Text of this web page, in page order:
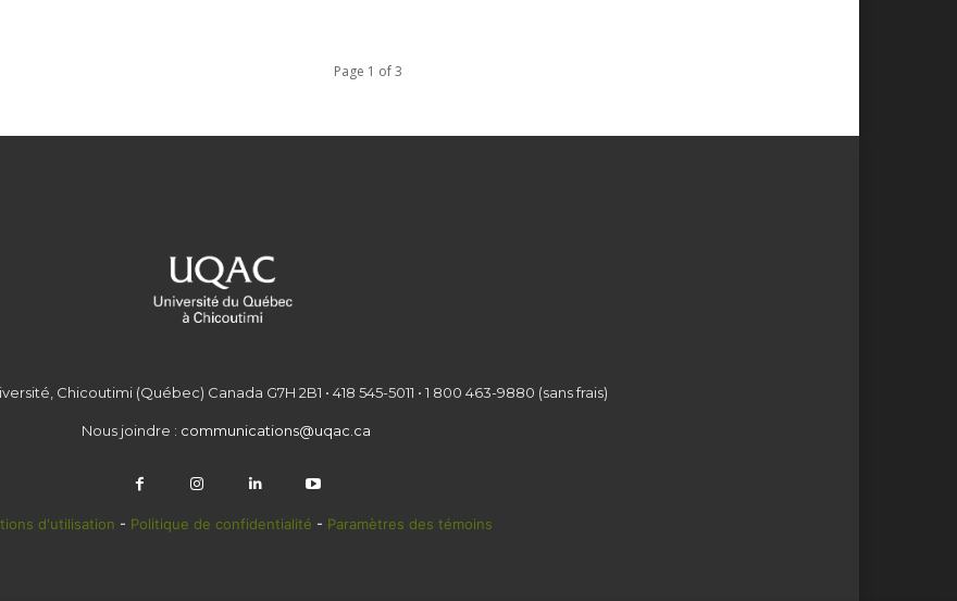
Page 1 of 3
Chicoutimi (Québec) Canada G7H 2B1 • 418 545-5011 • 1 800 463-9880 (sans frais)
Nous joindre : communications@uqac.ca
d'utilisation - Politique de confidentialité - Paramètres des témoins